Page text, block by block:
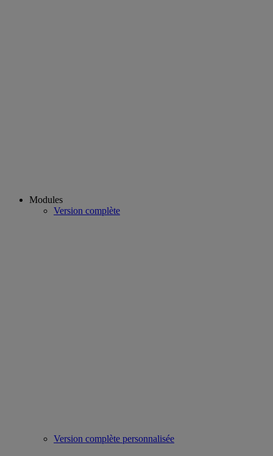
Modules
Version complète
Version complète personnalisée